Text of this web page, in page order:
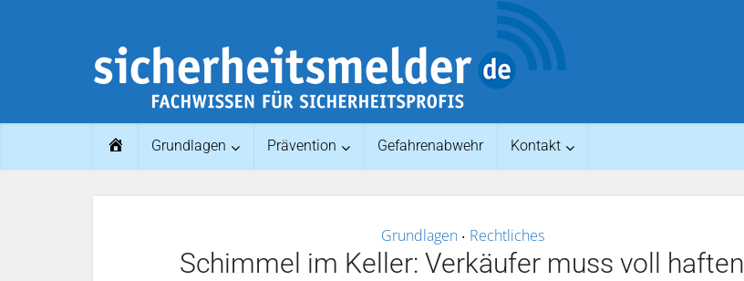
HomeGrundlagen Prävention Gefahrenabwehr Kontakt
Grundlagen • Rechtliches
Schimmel im Keller: Verkäufer muss voll haften